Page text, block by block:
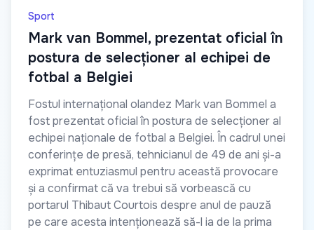
Sport
Mark van Bommel, prezentat oficial în
postura de selecționer al echipei de
fotbal a Belgiei
Fostul internațional olandez Mark van Bommel a
fost prezentat oficial în postura de selecționer al
echipei naționale de fotbal a Belgiei. În cadrul unei
conferințe de presă, tehnicianul de 49 de ani și-a
exprimat entuziasmul pentru această provocare
și a confirmat că va trebui să vorbească cu
portarul Thibaut Courtois despre anul de pauză
pe care acesta intenționează să-l ia de la prima